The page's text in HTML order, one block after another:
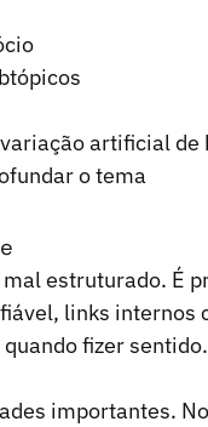
artificial de
o tema
estruturado. É
links internos
fizer
importantes.